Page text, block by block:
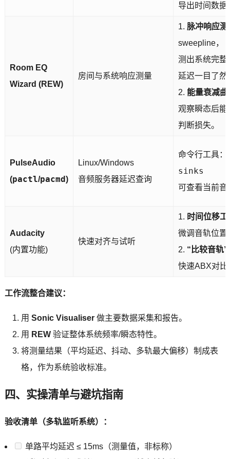
导出时间数据
Room EQ
Wizard (REW)
房间与系统响应测量
1. 脉冲响应测
sweepline，
测出系统完整
延迟一目了然
2. 能量衰减
观察瞬态后能
判断损失。
PulseAudio
(pactl/pacmd)
Linux/Windows
音频服务器延迟查询
命令行工具：
sinks
可查看当前音
Audacity
(内置功能)
快速对齐与试听
1. 时间位移工
微调音轨位置
2. “比较音轨”
快速ABX对
工作流整合建议：
用 Sonic Visualiser做主要数据采集和报告。
用 REW验证整体系统频率/瞬态特性。
将测量结果（平均延迟、抖动、多轨最大偏移）制成表
格，作为系统验收标准。
四、实操清单与避坑指南
验收清单（多轨监听系统）：
单路平均延迟 ≤ 15ms（测量值，非标称）